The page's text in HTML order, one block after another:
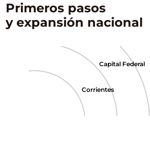
Primeros pasos
y expansión nacional
Capital Federal
Corrientes